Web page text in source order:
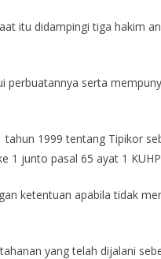
itu didampingi tiga hakim
perbuatannya serta
1999 tentang Tipikor
1 junto pasal 65 ayat 1
ketentuan apabila tidak
yang telah dijalani